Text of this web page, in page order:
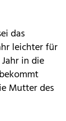
das
leichter für
in die
Mutter des